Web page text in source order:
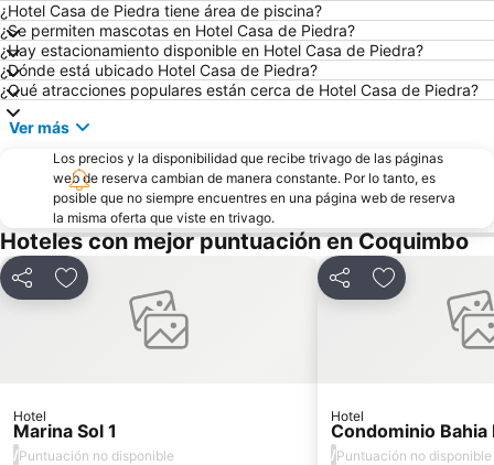
¿Hotel Casa de Piedra tiene área de piscina?
¿Se permiten mascotas en Hotel Casa de Piedra?
¿Hay estacionamiento disponible en Hotel Casa de Piedra?
¿Dónde está ubicado Hotel Casa de Piedra?
¿Qué atracciones populares están cerca de Hotel Casa de Piedra?
Ver más
Los precios y la disponibilidad que recibe trivago de las páginas
web de reserva cambian de manera constante. Por lo tanto, es
posible que no siempre encuentres en una página web de reserva
la misma oferta que viste en trivago.
Hoteles con mejor puntuación en Coquimbo
CompartirAgregar a favoritos
Hotel
Marina Sol 1
/Puntuación no disponible
CompartirAgregar a
Hotel
Condominio
/Puntuación no disponible